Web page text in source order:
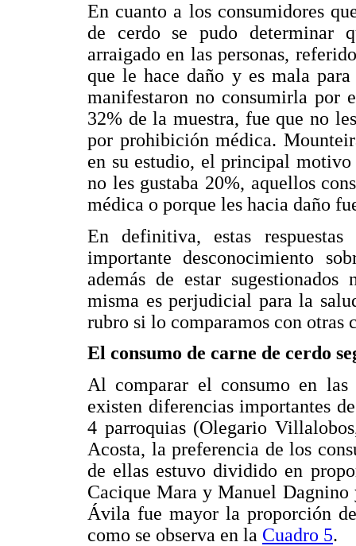
En cuanto a los consumidores
de cerdo se pudo determinar
arraigado en las personas,
que le hace daño y es mala
manifestaron no consumirla por
32% de la muestra, fue que no
por prohibición médica.
en su estudio, el principal
no les gustaba 20%, aquellos
médica o porque les hacia daño
En definitiva, estas
importante desconocimiento
además de estar
misma es perjudicial para la
rubro si lo comparamos con otras
El consumo de carne de cerdo
Al comparar el consumo en las
existen diferencias importantes
4 parroquias (Olegario
Acosta, la preferencia de los
de ellas estuvo dividido en
Cacique Mara y Manuel
Ávila fue mayor la proporción
como se observa en la Cuadro 5.